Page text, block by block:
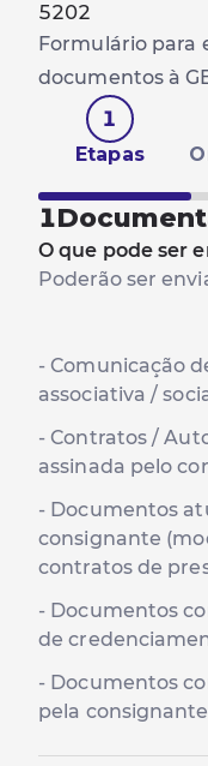
5202
Formulário para
documentos à
1
Etapas
1
O que pode ser
Poderão ser
- Comunicação
associativa /
- Contratos /
assinada pelo
- Documentos
consignante
contratos de
- Documentos
de
- Documentos
pela